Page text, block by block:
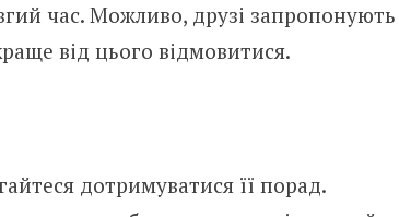
час. Можливо, друзі запропонують
від цього відмовитися.
дотримуватися її порад.